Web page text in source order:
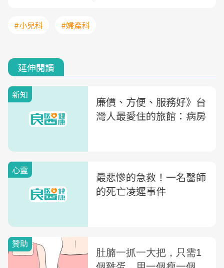
#小兒科 #婦產科
延伸閱讀
新知
廉價、方便、服務好》台
灣人最愛住的旅館：病房
心靈
最悲慘的急救！一名醫師
的死亡凌遲事件